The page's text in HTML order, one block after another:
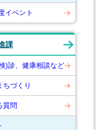
イベント
課
)診、健康相談など
ちづくり
質問